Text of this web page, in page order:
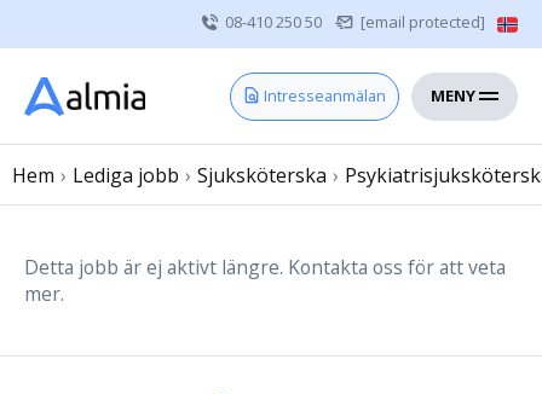
08-410 250 50 [email protected]
Intresseanmälan MENY
Hem
Vårdgivare
Om oss
Sjuksköterska
Hem › Lediga jobb › Sjuksköterska ›
Detta jobb är ej aktivt längre. Kontakta oss för att veta
mer.